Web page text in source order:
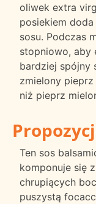
oliwek extra
posiekiem
sosu. Podczas
stopniowo, aby
bardziej spójny
zmielony
niż pieprz
Ten sos
komponuje się
chrupiących
puszystą